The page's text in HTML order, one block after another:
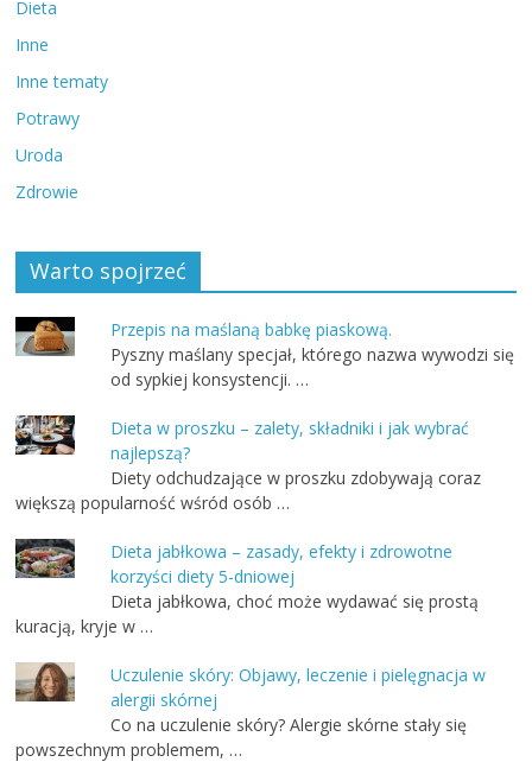
Dieta
Inne
Inne tematy
Potrawy
Uroda
Zdrowie
Warto spojrzeć
Przepis na maślaną babkę piaskową.
Pyszny maślany specjał, którego nazwa wywodzi się
od sypkiej konsystencji. …
Dieta w proszku – zalety, składniki i jak wybrać
najlepszą?
Diety odchudzające w proszku zdobywają coraz
większą popularność wśród osób …
Dieta jabłkowa – zasady, efekty i zdrowotne
korzyści diety 5-dniowej
Dieta jabłkowa, choć może wydawać się prostą
kuracją, kryje w …
Uczulenie skóry: Objawy, leczenie i pielęgnacja w
alergii skórnej
Co na uczulenie skóry? Alergie skórne stały się
powszechnym problemem, …